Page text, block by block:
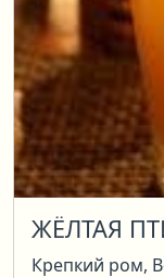
ЖЁЛТАЯ
Крепкий ром,